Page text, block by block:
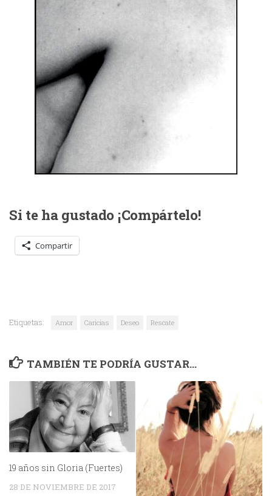
Si te ha gustado ¡Compártelo!
Compartir
Etiquetas: Amor Caricias Deseo Rescate
TAMBIÉN TE PODRÍA GUSTAR...
19 años sin Gloria (Fuertes)
28 DE NOVIEMBRE DE 2017